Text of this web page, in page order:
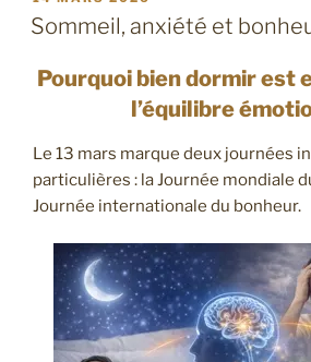
LE
Sommeil, anxiété et
Pourquoi bien dormir est
l’équilibre
Le 13 mars marque deux journées
particulières : la Journée mondiale
Journée internationale du bonheur.